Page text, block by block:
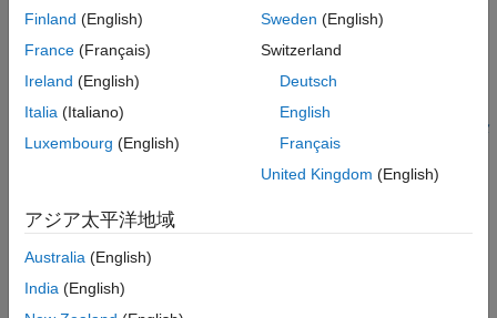
Simscape の実行時パラメーターと Simulink の調整可能なパラメ
ーターの違い
Simscape と Simulink でのコード生成の違い
Simscape 編集モードについて
カテゴリ
Finland (English)
France (Français)
Ireland (English)
Italia (Italiano)
Luxembourg (English)
Sweden (English)
Switzerland
Deutsch
English
Français
United Kingdom (English)
アジア太平洋地域
Australia (English)
India (English)